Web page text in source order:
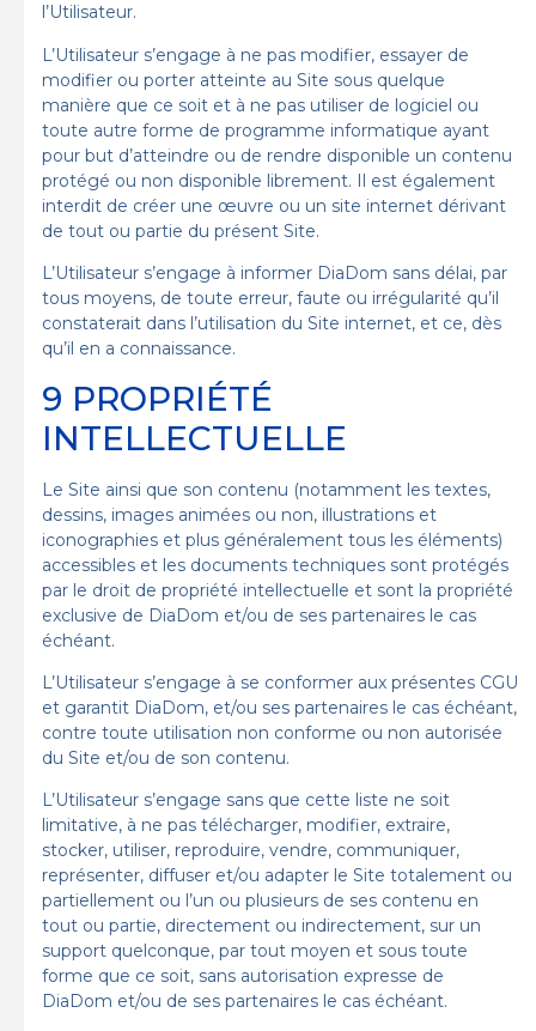
l’Utilisateur.
L’Utilisateur s’engage à ne pas modifier, essayer de
modifier ou porter atteinte au Site sous quelque
manière que ce soit et à ne pas utiliser de logiciel ou
toute autre forme de programme informatique ayant
pour but d’atteindre ou de rendre disponible un contenu
protégé ou non disponible librement. Il est également
interdit de créer une œuvre ou un site internet dérivant
de tout ou partie du présent Site.
L’Utilisateur s’engage à informer DiaDom sans délai, par
tous moyens, de toute erreur, faute ou irrégularité qu’il
constaterait dans l’utilisation du Site internet, et ce, dès
qu’il en a connaissance.
9 PROPRIÉTÉ
INTELLECTUELLE
Le Site ainsi que son contenu (notamment les textes,
dessins, images animées ou non, illustrations et
iconographies et plus généralement tous les éléments)
accessibles et les documents techniques sont protégés
par le droit de propriété intellectuelle et sont la propriété
exclusive de DiaDom et/ou de ses partenaires le cas
échéant.
L’Utilisateur s’engage à se conformer aux présentes CGU
et garantit DiaDom, et/ou ses partenaires le cas échéant,
contre toute utilisation non conforme ou non autorisée
du Site et/ou de son contenu.
L’Utilisateur s’engage sans que cette liste ne soit
limitative, à ne pas télécharger, modifier, extraire,
stocker, utiliser, reproduire, vendre, communiquer,
représenter, diffuser et/ou adapter le Site totalement ou
partiellement ou l’un ou plusieurs de ses contenu en
tout ou partie, directement ou indirectement, sur un
support quelconque, par tout moyen et sous toute
forme que ce soit, sans autorisation expresse de
DiaDom et/ou de ses partenaires le cas échéant.